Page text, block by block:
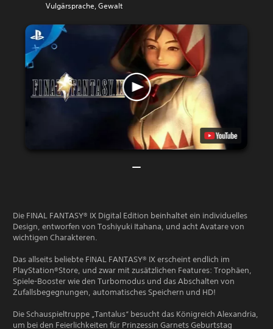
Vulgärsprache, Gewalt
Die FINAL FANTASY® IX Digital Edition beinhaltet ein individuelles
Design, entworfen von Toshiyuki Itahana, und acht Avatare von
wichtigen Charakteren.
Das allseits beliebte FINAL FANTASY® IX erscheint endlich im
PlayStation®Store, und zwar mit zusätzlichen Features: Trophäen,
Spiele-Booster wie den Turbomodus und das Abschalten von
Zufallsbegegnungen, automatisches Speichern und HD!
Die Schauspieltruppe „Tantalus“ besucht das Königreich Alexandria,
um bei den Feierlichkeiten für Prinzessin Garnets Geburtstag